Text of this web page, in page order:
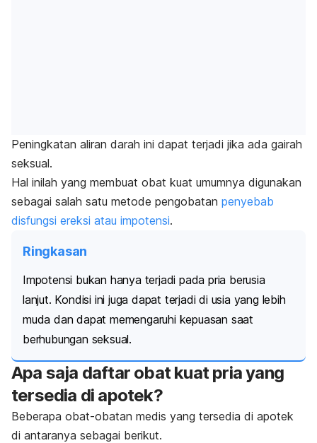
Peningkatan aliran darah ini dapat terjadi jika ada gairah
seksual.
Hal inilah yang membuat obat kuat umumnya digunakan
sebagai salah satu metode pengobatan penyebab
disfungsi ereksi atau impotensi.
Ringkasan
Impotensi bukan hanya terjadi pada pria berusia
lanjut. Kondisi ini juga dapat terjadi di usia yang lebih
muda dan dapat memengaruhi kepuasan saat
berhubungan seksual.
Apa saja daftar obat kuat pria yang
tersedia di apotek?
Beberapa obat-obatan medis yang tersedia di apotek
di antaranya sebagai berikut.